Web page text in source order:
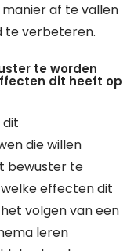
af te vallen
te verbeteren.
te worden
dit heeft op
dit
die willen
bewuster te
effecten dit
volgen van een
leren